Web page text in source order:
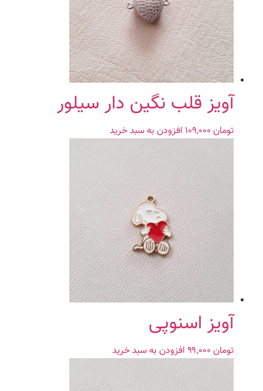
آویز قلب نگین دار سیلور
تومان افزودن به سبد خرید
آویز اسنوپی
تومان افزودن به سبد خرید